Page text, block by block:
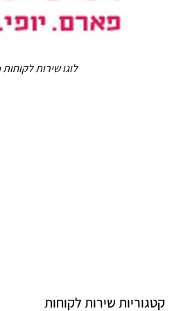
לוגו שירות לקוחות bela - בלה
קטגוריות שירות לקוחות